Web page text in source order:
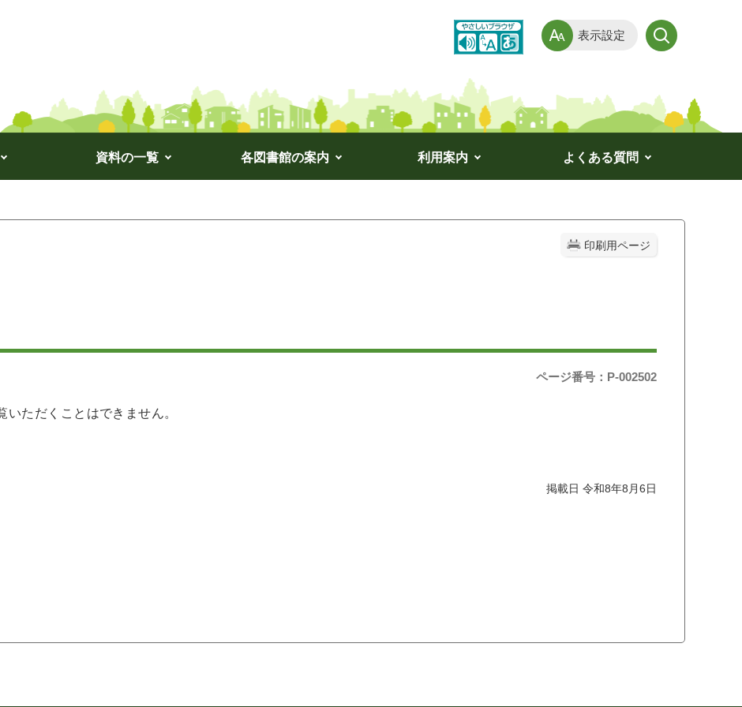
表示設定
資料の一覧 各図書館の案内 利用案内 よくある質問
印刷用ページ
ページ番号：P-002502
ただくことはできません。
掲載日 令和8年8月6日